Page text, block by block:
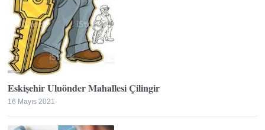
Eskişehir Uluönder Mahallesi Çilingir
16 Mayıs 2021